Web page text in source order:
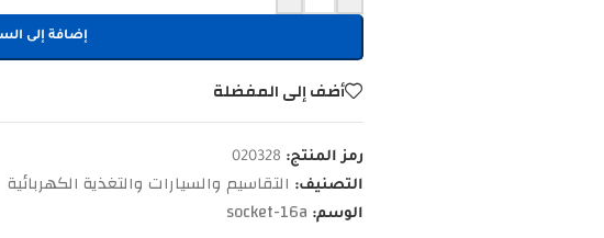
إضافة إلى
أضف إلى المفضلة
رمز المنتج: 020328
التصنيف: التقاسيم والسيارات والتغذية الكهربائية
الوسم: socket-16a